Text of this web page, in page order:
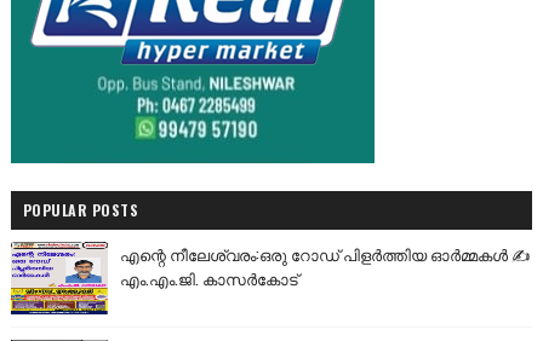
POPULAR POSTS
എന്റെ നീലേശ്വരം:ഒരു റോഡ് പിളർത്തിയ ഓർമ്മകൾ ✍️
എം.എം.ജി. കാസർകോട്